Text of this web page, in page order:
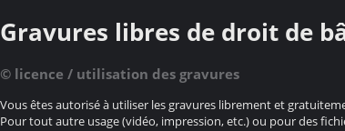
Gravures libres de droit de
© licence / utilisation des gravures
Vous êtes autorisé à utiliser les gravures librement et
Pour tout autre usage (vidéo, impression, etc.) ou pour des